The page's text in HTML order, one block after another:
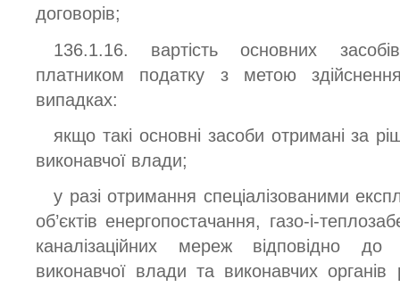
договорів;
136.1.16. вартість основних
платником податку з метою
випадках:
якщо такі основні засоби отримані за
виконавчої влади;
у разі отримання спеціалізованими
об’єктів енергопостачання, газо-і-
каналізаційних мереж відповідно до
виконавчої влади та виконавчих